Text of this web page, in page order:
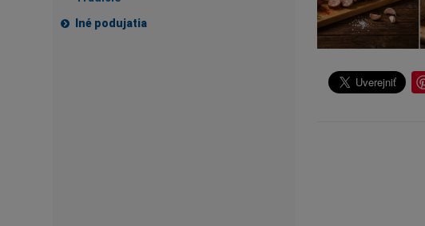
Iné podujatia